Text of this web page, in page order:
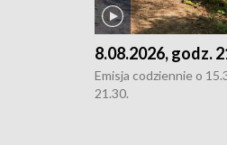
8.08.2026, godz.
Emisja codziennie o
21.30.